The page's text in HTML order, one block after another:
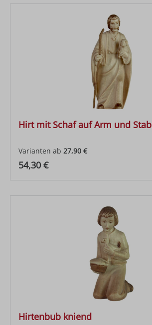
Hirt mit Schaf auf Arm und Stab
Varianten ab 27,90 €
Regulärer Preis:
54,30 €
Hirtenbub kniend